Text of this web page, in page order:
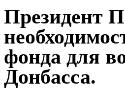
Президент
фонда для
Донбасса.